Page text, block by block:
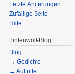
Letzte Änderungen
Zufällige Seite
Hilfe
Tintenwolf-Blog
Blog
→ Gedichte
→ Auftritte